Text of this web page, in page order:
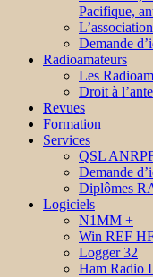
Pacifique,
L’association
Demande
Radioamateurs
Les
Droit à
Revues
Formation
Services
QSL
Demande
Diplômes
Logiciels
N1MM +
Win REF
Logger 32
Ham Radio